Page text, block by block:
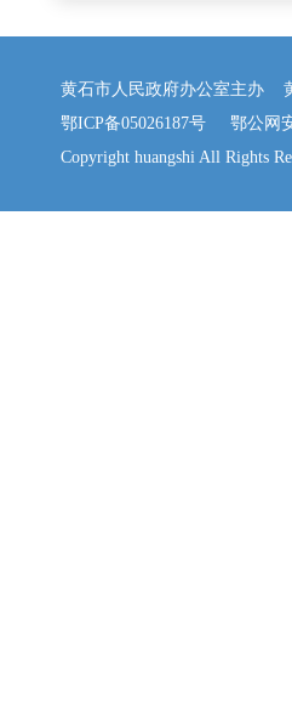
黄石市人民政府办公室主办
鄂ICP备05026187号
鄂公网
Copyright huangshi All Rights